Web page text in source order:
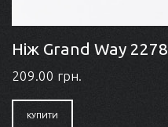
Ніж Grand Way 2278
209.00 грн.
КУПИТИ